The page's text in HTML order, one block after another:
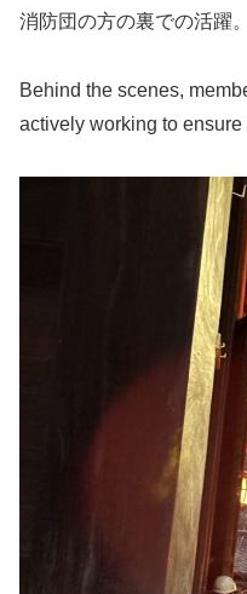
消防団の方の裏での活躍。
Behind the scenes,
actively working to ensure